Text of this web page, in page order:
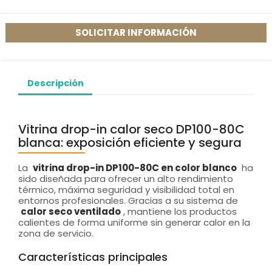
SOLICITAR INFORMACIÓN
Descripción
Vitrina drop-in calor seco DP100-80C
blanca: exposición eficiente y segura
La vitrina drop-in DP100-80C en color blanco ha
sido diseñada para ofrecer un alto rendimiento
térmico, máxima seguridad y visibilidad total en
entornos profesionales. Gracias a su sistema de
calor seco ventilado, mantiene los productos
calientes de forma uniforme sin generar calor en la
zona de servicio.
Características principales